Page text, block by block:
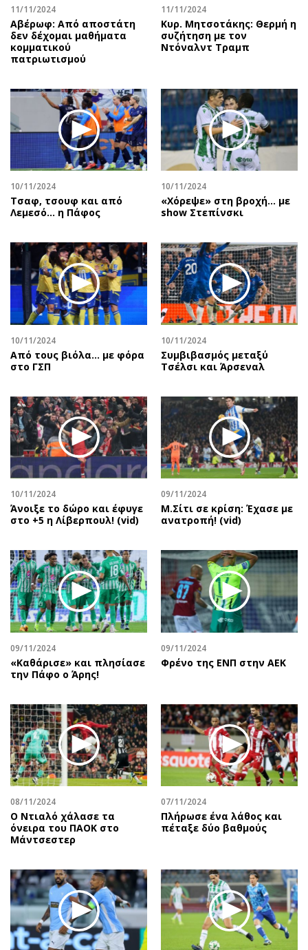
11/11/2024
Αβέρωφ: Από αποστάτη
δεν δέχομαι μαθήματα
κομματικού
πατριωτισμού
11/11/2024
Κυρ. Μητσοτάκης: Θερμή η
συζήτηση με τον
Ντόναλντ Τραμπ
10/11/2024
Τσαφ, τσουφ και από
Λεμεσό... η Πάφος
10/11/2024
«Χόρεψε» στη βροχή… με
show Στεπίνσκι
10/11/2024
Από τους βιόλα... με φόρα
στο ΓΣΠ
10/11/2024
Συμβιβασμός μεταξύ
Τσέλσι και Άρσεναλ
10/11/2024
Άνοιξε το δώρο και έφυγε
στο +5 η Λίβερπουλ! (vid)
09/11/2024
Μ.Σίτι σε κρίση: Έχασε με
ανατροπή! (vid)
09/11/2024
«Καθάρισε» και πλησίασε
την Πάφο ο Άρης!
09/11/2024
Φρένο της ΕΝΠ στην ΑΕΚ
08/11/2024
Ο Ντιαλό χάλασε τα
όνειρα του ΠΑΟΚ στο
Μάντσεστερ
07/11/2024
Πλήρωσε ένα λάθος και
πέταξε δύο βαθμούς